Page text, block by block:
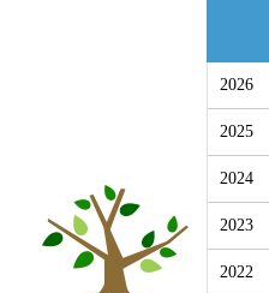
2026
2025
2024
2023
2022